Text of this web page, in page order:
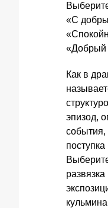
«С
«Добрый
Как в
эпизод,
поступка
развязка